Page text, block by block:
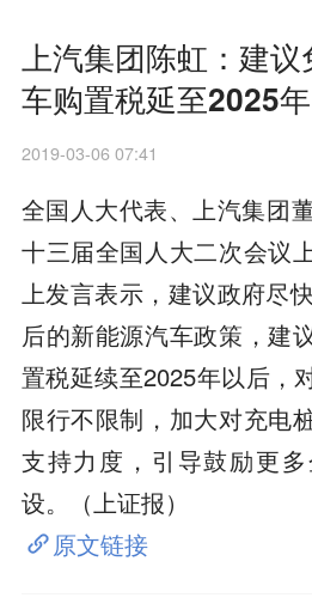
上汽集团陈虹：建
车购置税延至2025
2019-03-06 07:41
全国人大代表、上汽集团
十三届全国人大二次会议
上发言表示，建议政府尽
后的新能源汽车政策，建
置税延续至2025年以后，
限行不限制，加大对充电
支持力度，引导鼓励更
设。（上证报）
原文链接